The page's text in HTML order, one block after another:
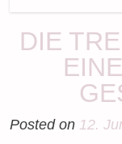
DIE
Posted on 12.